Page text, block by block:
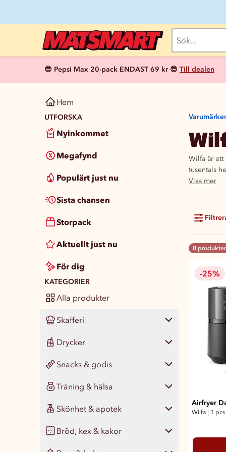
😎 Pepsi Max 20-pack ENDAST 69 kr 😎 Till dealen
Hem
UTFORSKA
Nyinkommet
Megafynd
Populärt just nu
Sista chansen
Storpack
Aktuellt just nu
För dig
KATEGORIER
Alla produkter
Skafferi
Visa alla 485
Pasta, ris & matgryn 35
Konserver 68
Färdigmat 47
Kryddor & smaksättare 77
Drycker
Visa alla 139
Läsk 47
Vatten 20
Juice, smoothie & saft 18
Snacks & godis
Visa alla 432
Chips & snacks 73
Nötter & naturgodis 43
Träning & hälsa
Visa alla 123
Måltidsersättning 14
Skönhet & apotek
Visa alla 347
Bröd, kex & kakor
Wilfa är ett
tusentals
Visa mer
8 produkter
-25%
Airfryer
Wilfa 1 pcs